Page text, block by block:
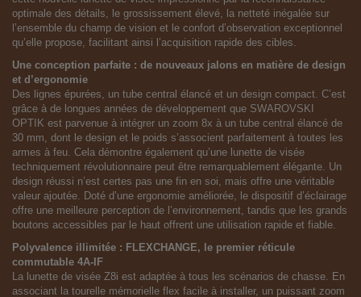
optimale des détails, le grossissement élevé, la netteté inégalée sur
l’ensemble du champ de vision et le confort d’observation exceptionnel
qu’elle propose, facilitant ainsi l’acquisition rapide des cibles.
Une conception parfaite : de nouveaux jalons en matière de design
et d’ergonomie
Des lignes épurées, un tube central élancé et un design compact. C’est
grâce à de longues années de développement que SWAROVSKI
OPTIK est parvenue à intégrer un zoom 8x à un tube central élancé de
30 mm, dont le design et le poids s’associent parfaitement à toutes les
armes à feu. Cela démontre également qu’une lunette de visée
techniquement révolutionnaire peut être remarquablement élégante. Un
design réussi n’est certes pas une fin en soi, mais offre une véritable
valeur ajoutée. Doté d’une ergonomie améliorée, le dispositif d’éclairage
offre une meilleure perception de l’environnement, tandis que les grands
boutons accessibles par le haut offrent une utilisation rapide et fiable.
Polyvalence illimitée : FLEXCHANGE, le premier réticule
commutable 4A-IF
La lunette de visée Z8i est adaptée à tous les scénarios de chasse. En
associant la tourelle mémorielle flex facile à installer, un puissant zoom